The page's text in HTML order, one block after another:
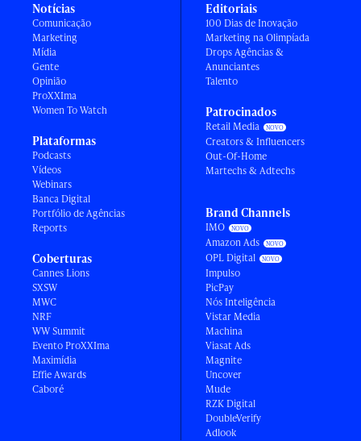
Notícias
Comunicação
Marketing
Mídia
Gente
Opinião
ProXXIma
Women To Watch
Plataformas
Podcasts
Vídeos
Webinars
Banca Digital
Portfólio de Agências
Reports
Coberturas
Cannes Lions
SXSW
MWC
NRF
WW Summit
Evento ProXXIma
Maximídia
Effie Awards
Caboré
Editoriais
100 Dias de Inovação
Marketing na Olimpíada
Drops Agências &
Anunciantes
Talento
Patrocinados
Retail Media
Creators & Influencers
Out-Of-Home
Martechs & Adtechs
Brand Channels
IMO
Amazon Ads
OPL Digital
Impulso
PicPay
Nós Inteligência
Vistar Media
Machina
Viasat Ads
Magnite
Uncover
Mude
RZK Digital
DoubleVerify
Adlook